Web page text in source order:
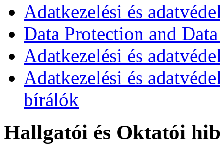
Adatkezelési és
Data Protection and
Adatkezelési és
Adatkezelési és
bírálók
Hallgatói és Oktatói